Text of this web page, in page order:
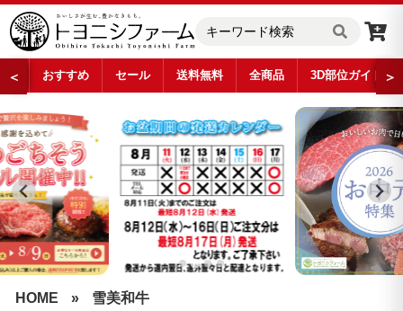
＜ おすすめ セール 送料無料 全商品 3D部位ガイド ＞
雪美和牛
HOME » 雪美和牛